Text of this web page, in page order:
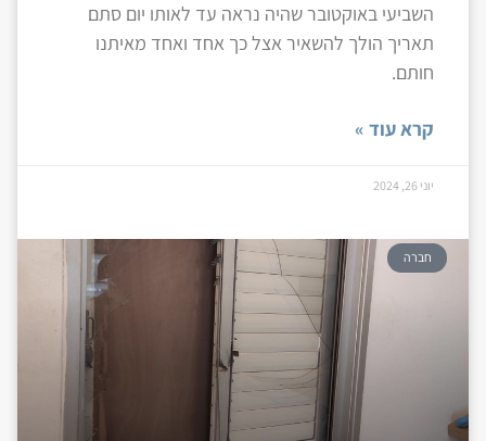
השביעי באוקטובר שהיה נראה עד לאותו יום סתם
תאריך הולך להשאיר אצל כך אחד ואחד מאיתנו
חותם.
קרא עוד »
יוני 26, 2024
חברה